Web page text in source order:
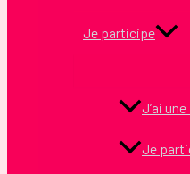
Je participe
J’ai
Je